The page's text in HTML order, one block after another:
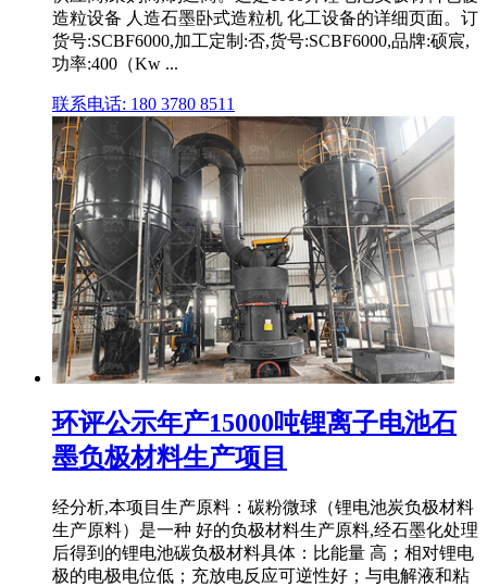
造粒设备 人造石墨卧式造粒机 化工设备的详细页面。订
货号:SCBF6000,加工定制:否,货号:SCBF6000,品牌:硕宸,
功率:400（Kw ...
联系电话: 180 3780 8511
环评公示年产15000吨锂离子电池石
墨负极材料生产项目
经分析,本项目生产原料：碳粉微球（锂电池炭负极材料
生产原料）是一种 好的负极材料生产原料,经石墨化处理
后得到的锂电池碳负极材料具体：比能量 高；相对锂电
极的电极电位低；充放电反应可逆性好；与电解液和粘